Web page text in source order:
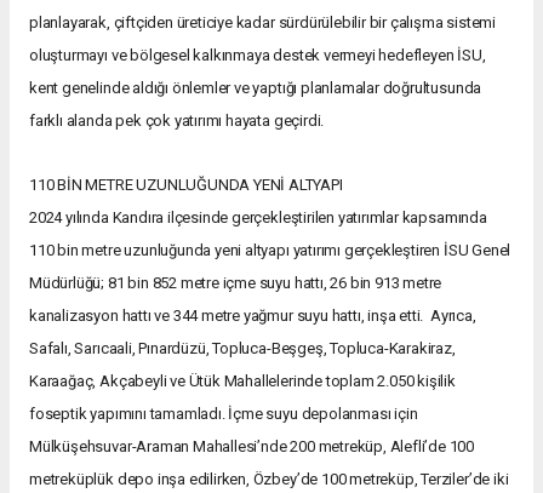
planlayarak, çiftçiden üreticiye kadar sürdürülebilir bir çalışma sistemi
oluşturmayı ve bölgesel kalkınmaya destek vermeyi hedefleyen İSU,
kent genelinde aldığı önlemler ve yaptığı planlamalar doğrultusunda
farklı alanda pek çok yatırımı hayata geçirdi.
110 BİN METRE UZUNLUĞUNDA YENİ ALTYAPI
2024 yılında Kandıra ilçesinde gerçekleştirilen yatırımlar kapsamında
110 bin metre uzunluğunda yeni altyapı yatırımı gerçekleştiren İSU Genel
Müdürlüğü; 81 bin 852 metre içme suyu hattı, 26 bin 913 metre
kanalizasyon hattı ve 344 metre yağmur suyu hattı, inşa etti. Ayrıca,
Safalı, Sarıcaali, Pınardüzü, Topluca-Beşgeş, Topluca-Karakiraz,
Karaağaç, Akçabeyli ve Ütük Mahallelerinde toplam 2.050 kişilik
foseptik yapımını tamamladı. İçme suyu depolanması için
Mülküşehsuvar-Araman Mahallesi’nde 200 metreküp, Alefli’de 100
metreküplük depo inşa edilirken, Özbey’de 100 metreküp, Terziler’de iki